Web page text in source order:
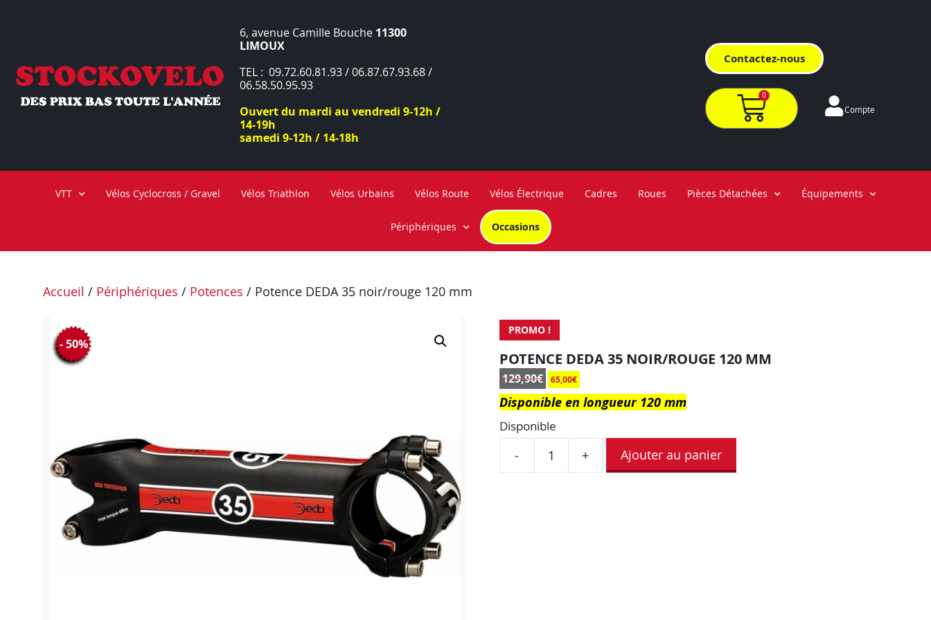
6, avenue Camille Bouche 11300
LIMOUX
TEL : 09.72.60.81.93 / 06.87.67.93.68 /
06.58.50.95.93
Ouvert du mardi au vendredi 9-12h /
14-19h
samedi 9-12h / 14-18h
Contactez-nous
0
Compte
VTT Vélos Cyclocross / Gravel Vélos Triathlon Vélos Urbains Vélos Route Vélos Électrique Cadres Roues Pièces Détachées Équipements
Périphériques Occasions
Accueil / Périphériques / Potences / Potence DEDA 35 noir/rouge 120 mm
PROMO !
POTENCE DEDA 35 NOIR/ROUGE 120 MM
129,90€ 65,00€
- 50%
Disponible en longueur 120 mm
Disponible
- + Ajouter au panier